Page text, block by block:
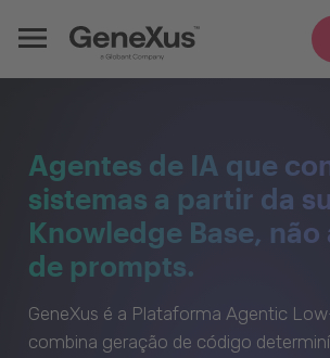
Agentes de IA que
sistemas a partir da
Knowledge Base, não
de prompts.
GeneXus é a Plataforma Agentic
combina geração de código